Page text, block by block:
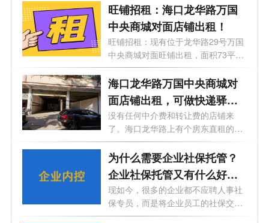
旺铺招租：海口龙华路万国
中央商城对面店铺出租！
旺铺招租：现有位于龙华路29号万国
中央商城对面旺铺出租，面积73平方
和140...
海口龙华路万国中央商城对
面店铺出租，可做快递驿站
和物流仓储
没有任何中介费和转让费的店铺来
了。海口龙华路上有个房东直租的铺
面招租...
为什么需要企业社保托管？
企业社保托管又有什么好
处？
现如今，很多的企业都不应聘人事社
保专员，而是将企业员工的社保交给
第三...